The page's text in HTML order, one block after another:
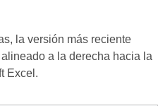
la versión más reciente
a la derecha hacia la
Excel.